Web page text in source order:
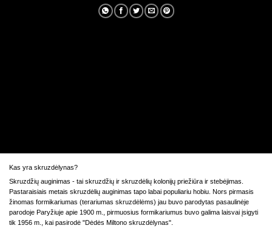
Kas yra skruzdėlynas?
Skruzdžių auginimas - tai skruzdžių ir skruzdėlių kolonijų priežiūra ir stebėjimas.
Pastaraisiais metais skruzdėlių auginimas tapo labai populiariu hobiu. Nors pirmasis
žinomas formikariumas (terariumas skruzdėlėms) jau buvo parodytas pasaulinėje
parodoje Paryžiuje apie 1900 m., pirmuosius formikariumus buvo galima laisvai įsigyti
tik 1956 m., kai pasirodė "Dėdės Miltono skruzdėlynas".